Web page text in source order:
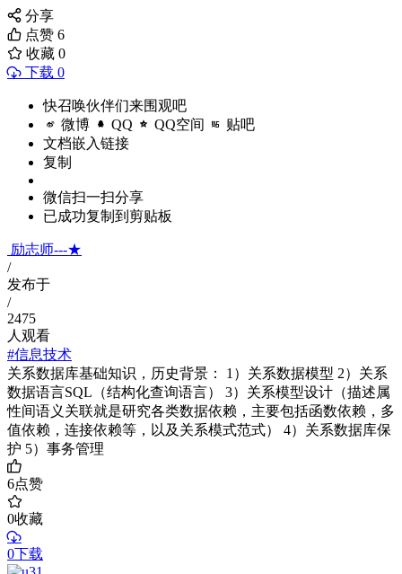
分享
点赞 6
收藏 0
下载 0
快召唤伙伴们来围观吧
微博 QQ QQ空间 贴吧
文档嵌入链接
复制
微信扫一扫分享
已成功复制到剪贴板
励志师---★
/
发布于
/
2475
人观看
#信息技术
关系数据库基础知识，历史背景： 1）关系数据模型 2）关系
数据语言SQL（结构化查询语言） 3）关系模型设计（描述属
性间语义关联就是研究各类数据依赖，主要包括函数依赖，多
值依赖，连接依赖等，以及关系模式范式） 4）关系数据库保
护 5）事务管理
6点赞
0收藏
0下载